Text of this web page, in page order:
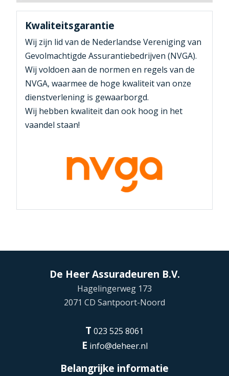
Kwaliteitsgarantie
Wij zijn lid van de Nederlandse Vereniging van
Gevolmachtigde Assurantiebedrijven (NVGA).
Wij voldoen aan de normen en regels van de
NVGA, waarmee de hoge kwaliteit van onze
dienstverlening is gewaarborgd.
Wij hebben kwaliteit dan ook hoog in het
vaandel staan!
De Heer Assuradeuren B.V.
Hagelingerweg 173
2071 CD Santpoort-Noord
T 023 525 8061
E info@deheer.nl
Belangrijke informatie